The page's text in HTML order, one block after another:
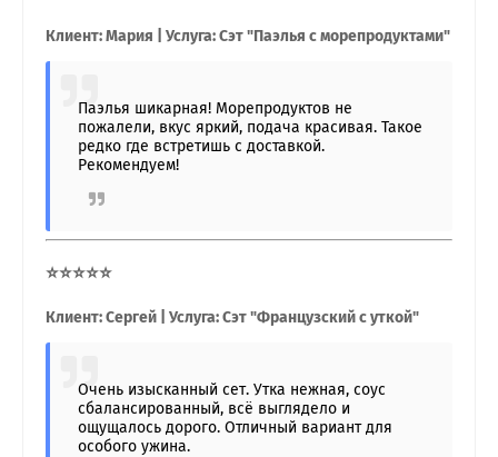
Клиент: Мария | Услуга: Сэт "Паэлья с морепродуктами"
Паэлья шикарная! Морепродуктов не
пожалели, вкус яркий, подача красивая. Такое
редко где встретишь с доставкой.
Рекомендуем!
⭐⭐⭐⭐⭐
Клиент: Сергей | Услуга: Сэт "Французский с уткой"
Очень изысканный сет. Утка нежная, соус
сбалансированный, всё выглядело и
ощущалось дорого. Отличный вариант для
особого ужина.